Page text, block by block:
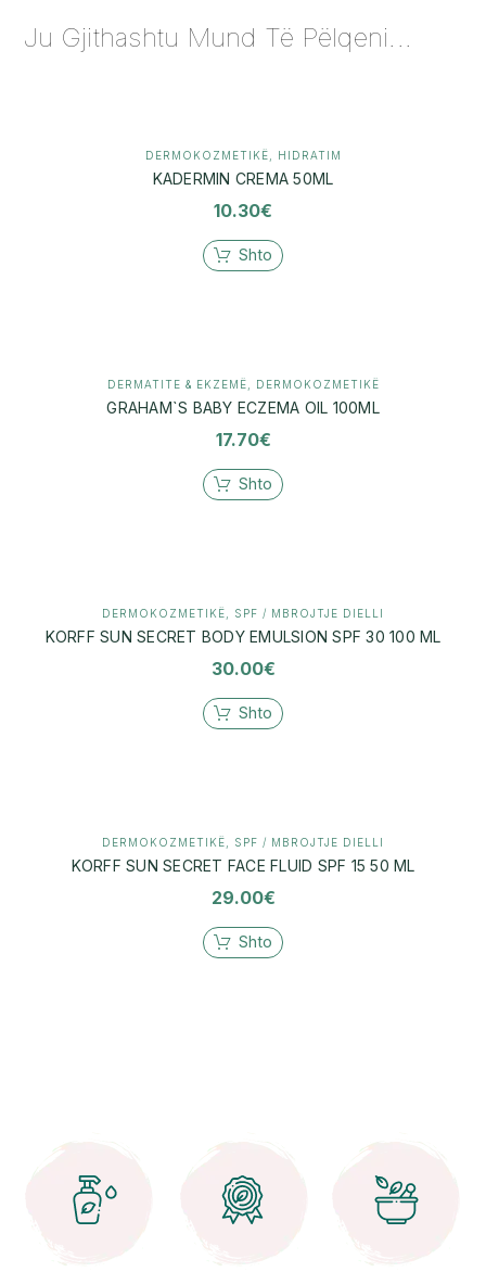
Ju Gjithashtu Mund Të Pëlqeni...
DERMOKOZMETIKË HIDRATIM
KADERMIN CREMA 50ML
10.30€
Shto
DERMATITE & EKZEMË DERMOKOZMETIKË
GRAHAM`S BABY ECZEMA OIL 100ML
17.70€
Shto
DERMOKOZMETIKË SPF / MBROJTJE DIELLI
KORFF SUN SECRET BODY EMULSION SPF 30 100 ML
30.00€
Shto
DERMOKOZMETIKË SPF / MBROJTJE DIELLI
KORFF SUN SECRET FACE FLUID SPF 15 50 ML
29.00€
Shto